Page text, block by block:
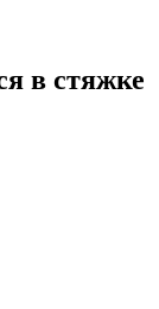
в стяжке